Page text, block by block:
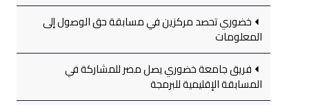
خضوري تحصد مركزين في مسابقة حق الوصول إلى
المعلومات
فريق جامعة خضوري يصل مصر للمشاركة في
المسابقة الإقليمية للبرمجة